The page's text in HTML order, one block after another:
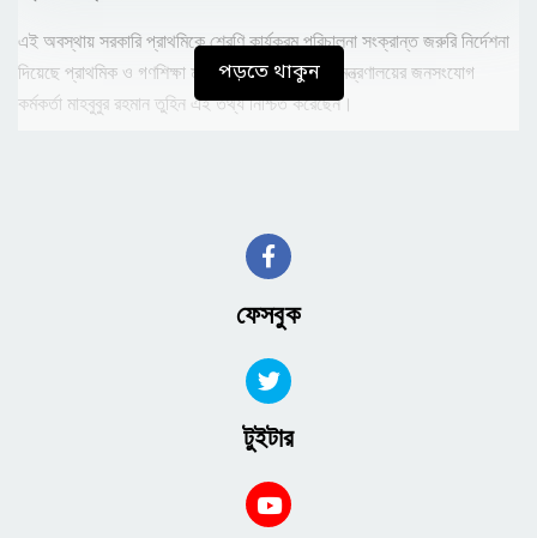
এই অবস্থায় সরকারি প্রাথমিকে শ্রেণি কার্যক্রম পরিচালনা সংক্রান্ত জরুরি নির্দেশনা
দিয়েছে প্রাথমিক ও গণশিক্ষা মন্ত্রণালয়। আজ শনিবার মন্ত্রণালয়ের জনসংযোগ
কর্মকর্তা মাহবুবুর রহমান তুহিন এই তথ্য নিশ্চিত করেছেন।
বিষয়ে নিম্নোক্ত সিদ্ধান্ত গ্রহণ করা হয়েছে।
২) এক শিফটে পরিচালিত বিদ্যালয়সমূহ প্রতিদিন সকাল ৮টা থেকে বেলা সাড়ে ১১টা
৯টা এবং দ্বিতীয় শিফট সকাল ৯টা ৪৫ মিনিট থেকে বেলা সাড়ে ১১টা পর্যন্ত চলমান
পড়তে থাকুন
ফেসবুক
টুইটার